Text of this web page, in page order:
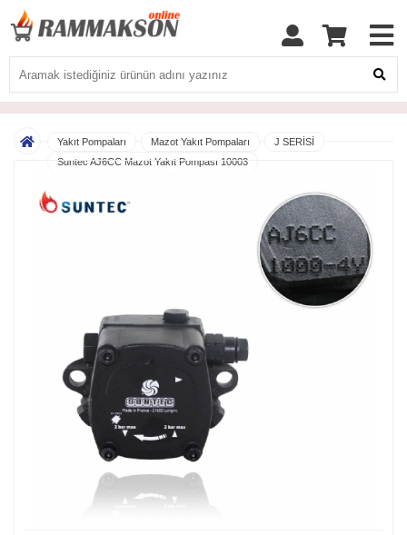
Yakıt Pompaları Mazot Yakıt Pompaları
J SERİSİ
Suntec AJ6CC Mazot Yakıt Pompası 10003